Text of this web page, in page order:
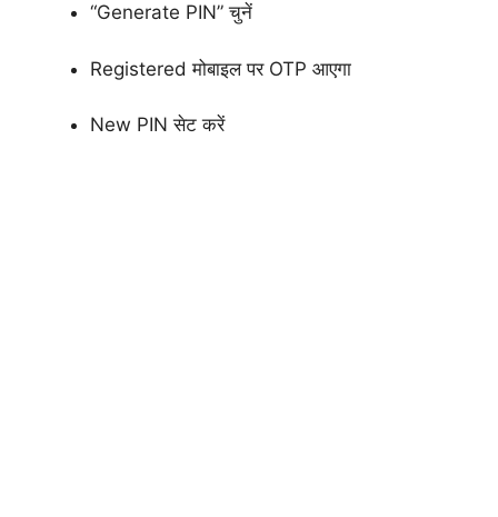
“Generate PIN” चुनें
Registered मोबाइल पर OTP आएगा
New PIN सेट करें